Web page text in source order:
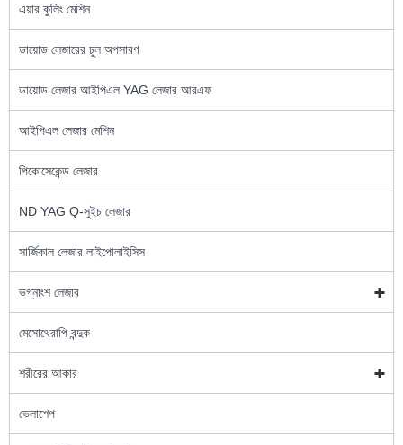
এয়ার কুলিং মেশিন
ডায়োড লেজারের চুল অপসারণ
ডায়োড লেজার আইপিএল YAG লেজার আরএফ
আইপিএল লেজার মেশিন
পিকোসেকেন্ড লেজার
ND YAG Q-সুইচ লেজার
সার্জিকাল লেজার লাইপোলাইসিস
ভগ্নাংশ লেজার
মেসোথেরাপি বন্দুক
শরীরের আকার
ভেলাশেপ